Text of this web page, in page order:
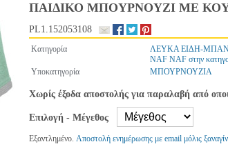
ΠΑΙΔΙΚΟ ΜΠΟΥΡΝΟΥΖΙ ΜΕ
PL1.152053108
Κατηγορία ΛΕΥΚΑ ΕΙΔΗ-
NAF NAF στην
Υποκατηγορία
ΜΠΟΥΡΝΟΥΖΙΑ
Χωρίς έξοδα αποστολής για παραλαβή από
Επιλογή - Μέγεθος
Εξαντλημένο. Αποστολή ενημέρωσης με email μόλις